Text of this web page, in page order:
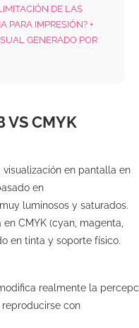
DE LAS
PARA IMPRESIÓN? +
GENERADO POR
VS CMYK
visualización en pantalla en
en
luminosos y saturados.
CMYK (cyan, magenta,
en tinta y soporte físico.
realmente la
reproducirse con